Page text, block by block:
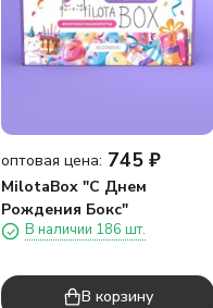
оптовая цена: 745 ₽
MilotaBox "С Днем
Рождения Бокс"
В наличии 186 шт.
В корзину